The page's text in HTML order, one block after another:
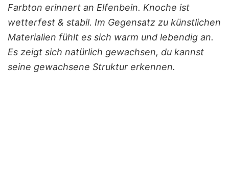
Farbton erinnert an Elfenbein. Knoche ist
wetterfest & stabil. Im Gegensatz zu künstlichen
Materialien fühlt es sich warm und lebendig an.
Es zeigt sich natürlich gewachsen, du kannst
seine gewachsene Struktur erkennen.